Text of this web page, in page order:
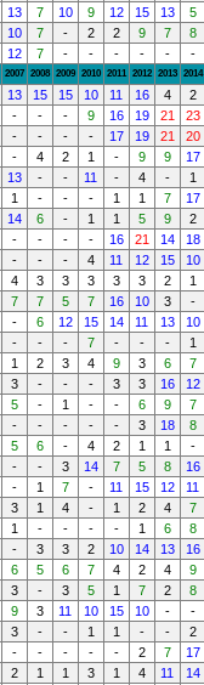
13 7 10 9 12 15 13 5
10 7 - 2 2 9 7 8
12 7 - - - - - -
2007 2008 2009 2010 2011 2012 2013 2014
13 15 15 10 11 16 4 2
- - - 9 16 19 21 23
- - - - 17 19 21 20
- 4 2 1 - 9 9 17
13 - - 11 - 4 - 1
1 - - - 1 1 7 17
14 6 - 1 1 5 9 2
- - - - 16 21 14 18
- - - 4 11 12 15 10
4 3 3 3 3 3 2 1
7 7 5 7 16 10 3 -
- 6 12 15 14 11 13 10
- - - 7 - - - 1
1 2 3 4 9 3 6 7
3 - - - 3 3 16 12
5 - 1 - - 6 9 7
- - - - - 3 18 8
5 6 - 4 2 1 1 -
- - 3 14 7 5 8 16
- 1 7 - 11 15 12 11
3 1 4 - 1 2 4 7
1 - - - - 1 6 8
- 3 3 2 10 14 13 16
6 5 6 7 4 2 4 9
3 - 3 5 1 7 2 8
9 3 11 10 15 10 - -
3 - - 1 1 - - 2
- - - - - 2 7 17
2 1 1 3 1 4 11 14